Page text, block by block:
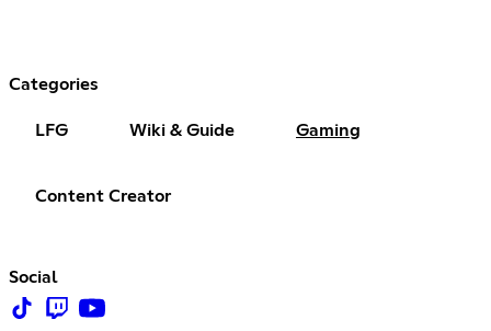
Categories
LFG Wiki & Guide Gaming
Content Creator
Social